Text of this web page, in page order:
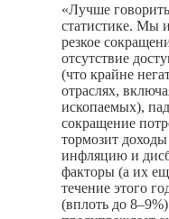
«Лучше
статистике. Мы
резкое
отсутствие
(что крайне
отраслях,
ископаемых),
сокращение
тормозит
инфляцию и
факторы (а их
течение этого
(вплоть до